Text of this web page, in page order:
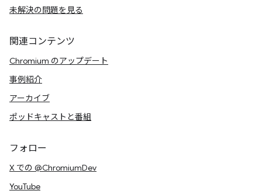
未解決の問題を見る
関連コンテンツ
Chromium のアップデート
事例紹介
アーカイブ
ポッドキャストと番組
フォロー
X での @ChromiumDev
YouTube